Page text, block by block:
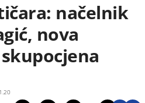
načelnik
nova